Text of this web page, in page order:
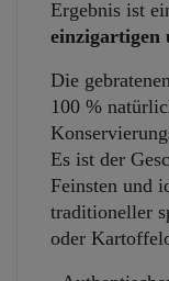
Ergebnis ist
einzigartigen
Die
100 %
Es ist der
Feinsten und
traditioneller
oder